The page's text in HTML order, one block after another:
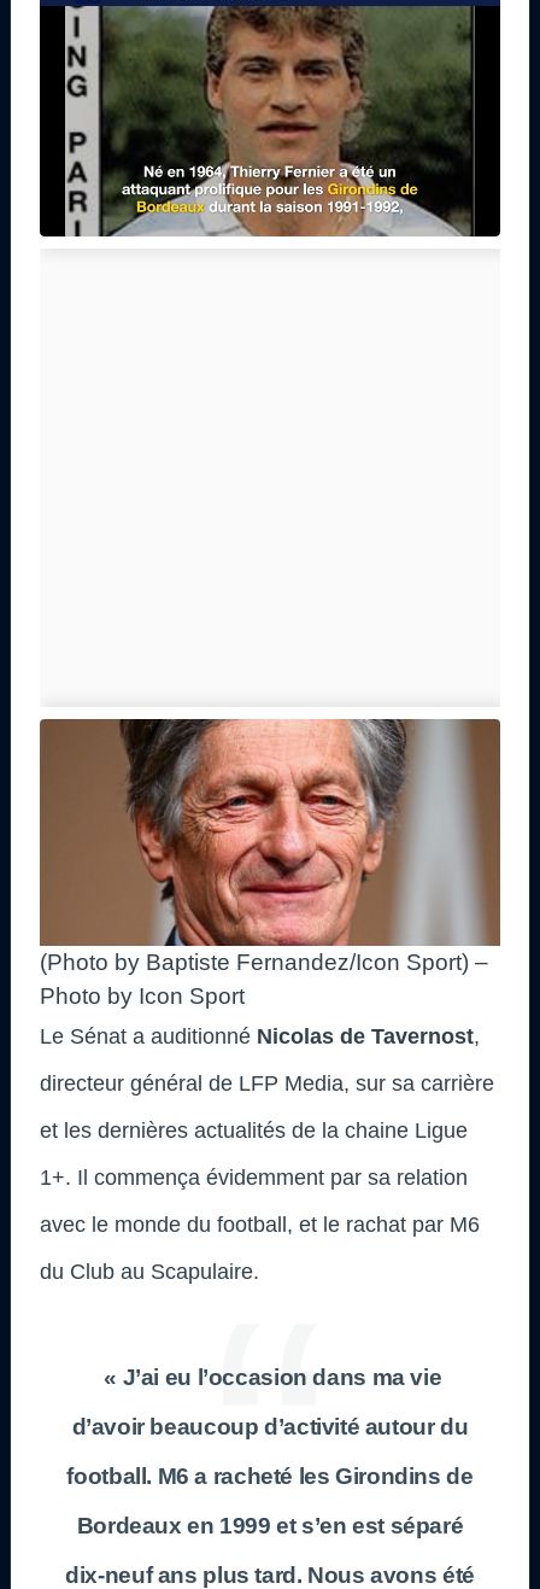
(Photo by Baptiste Fernandez/Icon Sport) –
Photo by Icon Sport
Le Sénat a auditionné Nicolas de Tavernost,
directeur général de LFP Media, sur sa carrière
et les dernières actualités de la chaine Ligue
1+. Il commença évidemment par sa relation
avec le monde du football, et le rachat par M6
du Club au Scapulaire.
« J’ai eu l’occasion dans ma vie
d’avoir beaucoup d’activité autour du
football. M6 a racheté les Girondins de
Bordeaux en 1999 et s’en est séparé
dix-neuf ans plus tard. Nous avons été